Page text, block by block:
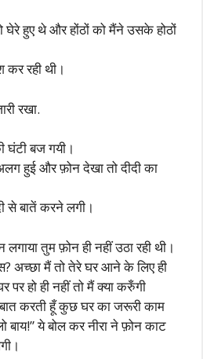
हुए थे और होंठों को मैंने उसके होठों
रही थी।
रखा.
घंटी बज गयी।
हुई और फ़ोन देखा तो दीदी का
से बातें करने लगी।
तुम फ़ोन ही नहीं उठा रही थी।
अच्छा मैं तो तेरे घर आने के लिए ही
हो ही नहीं तो मैं क्या करुँगी
करती हूँ कुछ घर का जरूरी काम
ये बोल कर नीरा ने फ़ोन काट